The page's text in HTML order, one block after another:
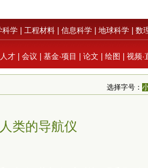
科学 工程材料 信息科学 地球科学 数
人才 会议 基金·项目 论文 绘图 视频·
选择字号：
类的导航仪